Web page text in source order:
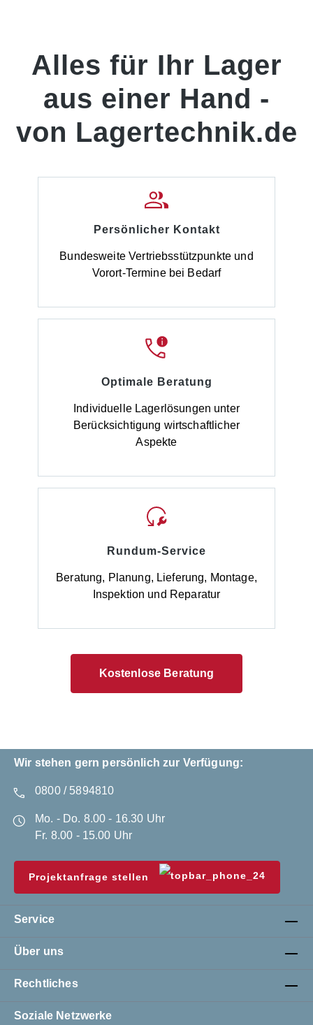
Alles für Ihr Lager
aus einer Hand -
von Lagertechnik.de
Persönlicher Kontakt
Bundesweite Vertriebsstützpunkte und
Vorort-Termine bei Bedarf
Optimale Beratung
Individuelle Lagerlösungen unter
Berücksichtigung wirtschaftlicher
Aspekte
Rundum-Service
Beratung, Planung, Lieferung, Montage,
Inspektion und Reparatur
Kostenlose Beratung
Wir stehen gern persönlich zur Verfügung:
0800 / 5894810
Mo. - Do. 8.00 - 16.30 Uhr
Fr. 8.00 - 15.00 Uhr
Projektanfrage stellen
Service
Über uns
Rechtliches
Soziale Netzwerke